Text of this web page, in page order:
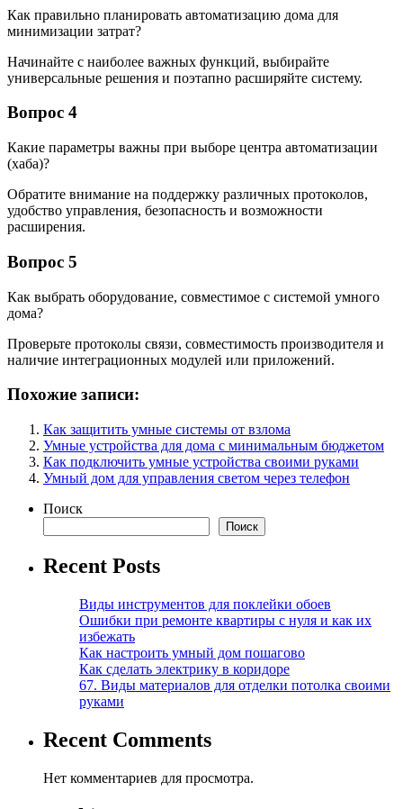
Как правильно планировать автоматизацию дома для
минимизации затрат?
Начинайте с наиболее важных функций, выбирайте
универсальные решения и поэтапно расширяйте систему.
Вопрос 4
Какие параметры важны при выборе центра автоматизации
(хаба)?
Обратите внимание на поддержку различных протоколов,
удобство управления, безопасность и возможности
расширения.
Вопрос 5
Как выбрать оборудование, совместимое с системой умного
дома?
Проверьте протоколы связи, совместимость производителя и
наличие интеграционных модулей или приложений.
Похожие записи:
Как защитить умные системы от взлома
Умные устройства для дома с минимальным бюджетом
Как подключить умные устройства своими руками
Умный дом для управления светом через телефон
Поиск
Поиск
Recent Posts
Виды инструментов для поклейки обоев
Ошибки при ремонте квартиры с нуля и как их
избежать
Как настроить умный дом пошагово
Как сделать электрику в коридоре
67. Виды материалов для отделки потолка своими
руками
Recent Comments
Нет комментариев для просмотра.